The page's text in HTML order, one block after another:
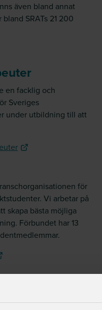
även bland annat
SRATs 21 200
en facklig och
Sveriges
under utbildning till att
för
Vi arbetar på
skapa bästa möjliga
Förbundet har 13
yrkesgrupper är